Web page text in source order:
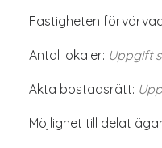
Fastigheten
Antal lokaler: Uppgift
Äkta bostadsrätt:
Möjlighet till delat